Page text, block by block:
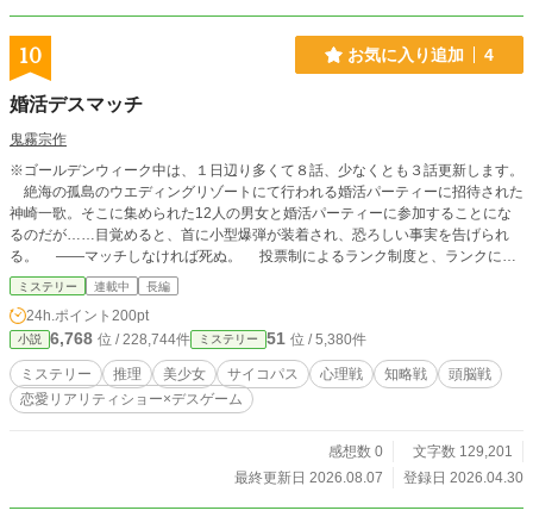
10 お気に入り追加 4
婚活デスマッチ
鬼霧宗作
※ゴールデンウィーク中は、１日辺り多くて８話、少なくとも３話更新します。
絶海の孤島のウエディングリゾートにて行われる婚活パーティーに招待された
神崎一歌。そこに集められた12人の男女と婚活パーティーに参加することにな
るのだが……目覚めると、首に小型爆弾が装着され、恐ろしい事実を告げられ
る。 ――マッチしなければ死ぬ。 投票制によるランク制度と、ランクによ
り支払われる賞金が変動するマッチングシステム。今宵、マッチングするのは素
敵な異性か、それとも死か。 人は真実の愛を選ぶのか、それともやはり金が
全てなのか。様々な欲望が渦巻くなか、神崎一歌が手にするのは真実の愛か、そ
れとも金か、はたまた死か。 裏切り、陰謀、策略。男女の思惑を彩る、恋愛
リアリティーショーと、現実を切り裂く残酷なデスゲーム。 果たして無事に
生還できるカップルは何組なのか。 婚活を舞台に究極の心理戦が幕を開け
る。
ミステリー 連載中 長編
24h.ポイント 200pt
小説 6,768 位 / 228,744件 ミステリー 51 位 / 5,380件
ミステリー 推理 美少女 サイコパス 心理戦 知略戦
頭脳戦
恋愛リアリティショー×デスゲーム
感想数 0
文字数 129,201
最終更新日 2026.08.07
登録日 2026.04.30